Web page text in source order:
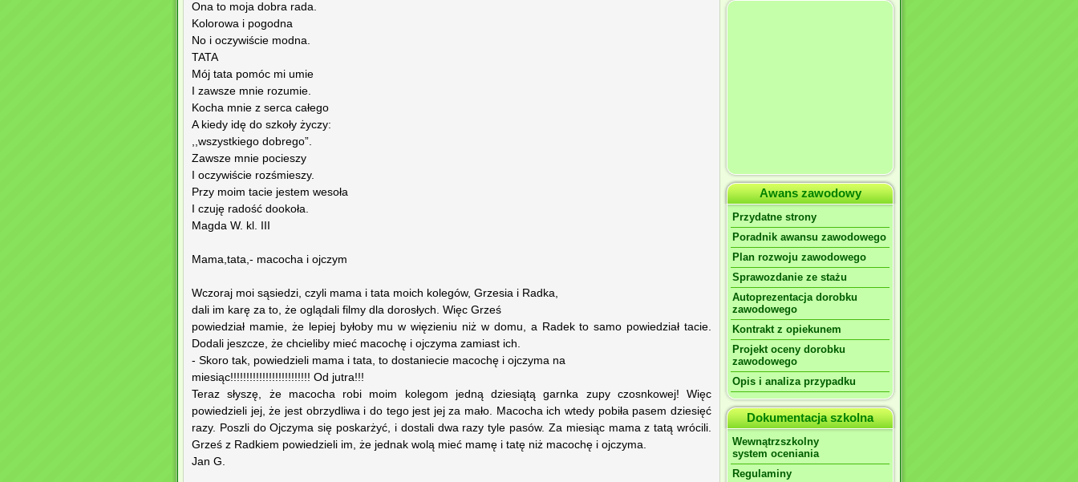
Ona to moja dobra rada.
Kolorowa i pogodna
No i oczywiście modna.
TATA
Mój tata pomóc mi umie
I zawsze mnie rozumie.
Kocha mnie z serca całego
A kiedy idę do szkoły życzy:
,,wszystkiego dobrego”.
Zawsze mnie pocieszy
I oczywiście rozśmieszy.
Przy moim tacie jestem wesoła
I czuję radość dookoła.
Magda W. kl. III
Mama,tata,- macocha i ojczym
Wczoraj moi sąsiedzi, czyli mama i tata moich kolegów, Grzesia i Radka,
dali im karę za to, że oglądali filmy dla dorosłych. Więc Grześ
powiedział mamie, że lepiej byłoby mu w więzieniu niż w domu, a Radek to samo powiedział tacie.
Dodali jeszcze, że chcieliby mieć macochę i ojczyma zamiast ich.
- Skoro tak, powiedzieli mama i tata, to dostaniecie macochę i ojczyma na
miesiąc!!!!!!!!!!!!!!!!!!!!!!!!! Od jutra!!!
Teraz słyszę, że macocha robi moim kolegom jedną dziesiątą garnka zupy czosnkowej! Więc
powiedzieli jej, że jest obrzydliwa i do tego jest jej za mało. Macocha ich wtedy pobiła pasem dziesięć
razy. Poszli do Ojczyma się poskarżyć, i dostali dwa razy tyle pasów. Za miesiąc mama z tatą wrócili.
Grześ z Radkiem powiedzieli im, że jednak wolą mieć mamę i tatę niż macochę i ojczyma.
Jan G.
Awans zawodowy
Przydatne strony
Poradnik awansu zawodowego
Plan rozwoju zawodowego
Sprawozdanie ze stażu
Autoprezentacja dorobku
zawodowego
Kontrakt z opiekunem
Projekt oceny dorobku
zawodowego
Opis i analiza przypadku
Dokumentacja szkolna
Wewnątrzszkolny
system oceniania
Regulaminy